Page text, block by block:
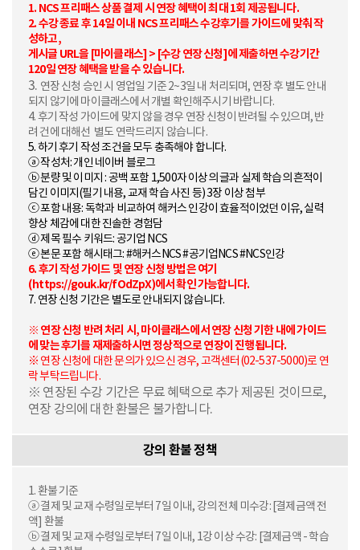
1. NCS 프리패스 상품 결제 시 연장 혜택이 최대 1회 제공됩니다.
2.수강 종료 후 14일 이내 NCS 프리패스 수강후기를 가이드에 맞춰 작
성하고,
게시글 URL을 [마이클래스] > [수강 연장 신청]에 제출하면 수강기간
120일 연장 혜택을 받을 수 있습니다.
3. 연장 신청 승인 시 영업일 기준 2~3일 내 처리되며, 연장 후 별도 안내
되지 않기에 마이클래스에서 개별 확인해주시기 바랍니다.
4. 후기 작성 가이드에 맞지 않을 경우 연장 신청이 반려될 수 있으며, 반
려 건에 대해선 별도 연락드리지 않습니다.
5.하기 후기 작성 조건을 모두 충족해야 합니다.
ⓐ 작성처: 개인 네이버 블로그
ⓑ 분량 및 이미지 : 공백 포함 1,500자 이상의 글과 실제 학습의 흔적이
담긴 이미지(필기 내용, 교재 학습 사진 등) 3장 이상 첨부
ⓒ 포함 내용: 독학과 비교하여 해커스 인강이 효율적이었던 이유, 실력
향상 체감에 대한 진솔한 경험담
ⓓ 제목 필수 키워드: 공기업 NCS
ⓔ 본문 포함 해시태그: #해커스NCS #공기업NCS #NCS인강
6. 후기 작성 가이드 및 연장 신청 방법은 여기
(https://gouk.kr/fOdZpX)에서 확인 가능합니다.
7. 연장 신청 기간은 별도로 안내되지 않습니다.
※ 연장 신청 반려 처리 시, 마이클래스에서 연장 신청 기한 내에 가이드
에 맞는 후기를 재제출하시면 정상적으로 연장이 진행됩니다.
※ 연장 신청에 대한 문의가 있으신 경우, 고객센터(02-537-5000)로 연
락 부탁드립니다.
※ 연장된 수강 기간은 무료 혜택으로 추가 제공된 것이므로,
연장 강의에 대한 환불은 불가합니다.
강의 환불 정책
1. 환불 기준
ⓐ 결제 및 교재 수령일로부터 7일 이내, 강의 전체 미수강: [결제금액 전
액] 환불
ⓑ 결제 및 교재 수령일로부터 7일 이내, 1강 이상 수강: [결제금액 - 학습